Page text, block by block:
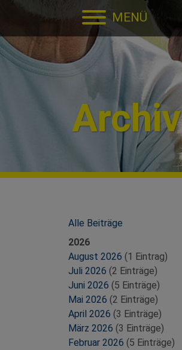
Direkt zur Hauptnavigation springen
MENÜ
Archiv
Alle Beiträge
2026
August 2026 (1 Eintrag)
Juli 2026 (2 Einträge)
Juni 2026 (5 Einträge)
Mai 2026 (2 Einträge)
April 2026 (3 Einträge)
März 2026 (3 Einträge)
Februar 2026 (5 Einträge)